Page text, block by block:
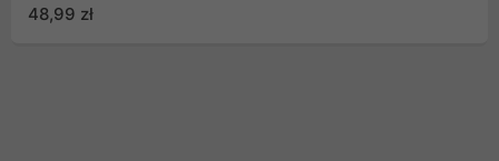
(H1319ACL01)
48,99 zł